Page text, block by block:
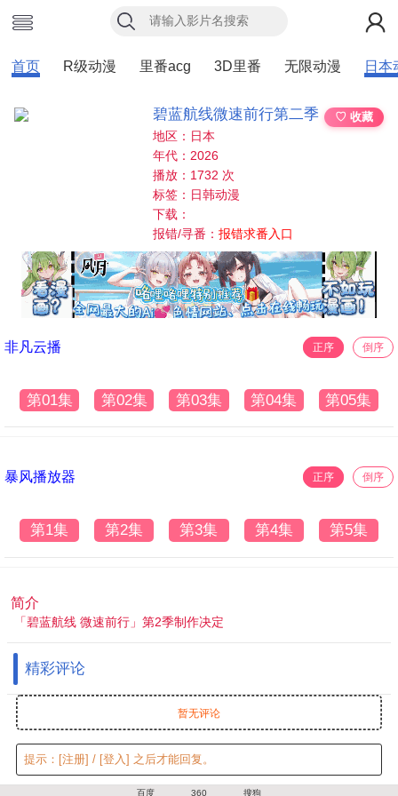
首页 R级动漫 里番acg 3D里番 无限动漫 日本
碧蓝航线微速前行第二季
♡ 收藏
地区：日本
年代：2026
播放：1732 次
标签：日韩动漫
下载：
报错/寻番：报错求番入口
非凡云播 正序 倒序
第01集 第02集 第03集 第04集 第05集
暴风播放器 正序 倒序
第1集 第2集 第3集 第4集 第5集
简介
「碧蓝航线 微速前行」第2季制作决定
精彩评论
暂无评论
提示： [注册] / [登入] 之后才能回复。
百度 360 搜狗